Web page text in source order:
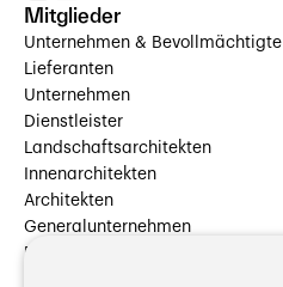
Mitglieder
Unternehmen & Bevollmächtigte
Lieferanten
Unternehmen
Dienstleister
Landschaftsarchitekten
Innenarchitekten
Architekten
Generalunternehmen
Beauftragte Unternehmen